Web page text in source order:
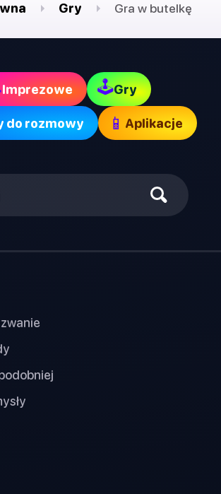
Gry Gra w butelkę
Imprezowe 🕹Gry
do rozmowy 📱 Aplikacje